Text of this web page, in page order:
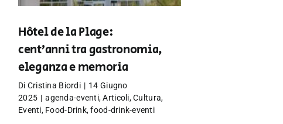
Hôtel de la Plage:
cent’anni tra gastronomia,
eleganza e memoria
Di Cristina Biordi | 14 Giugno
2025 | agenda-eventi,Articoli,Cultura,
Eventi, Food-Drink,food-drink-eventi